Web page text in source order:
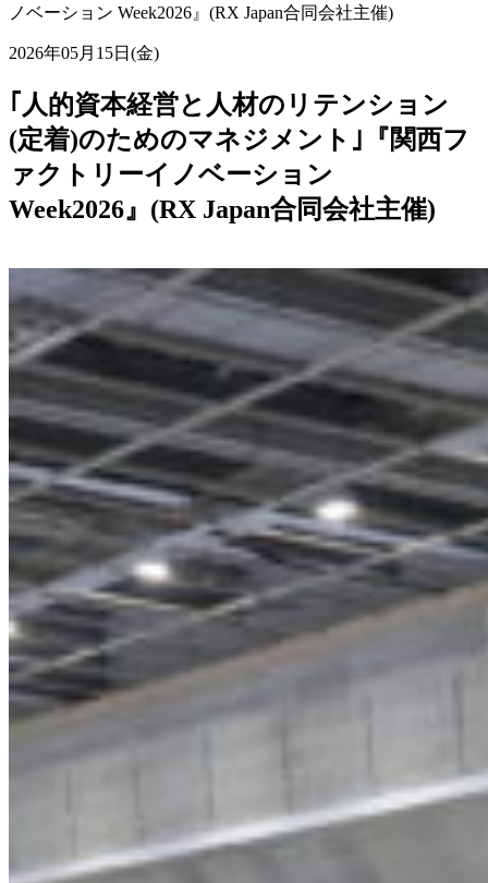
ノベーション Week2026』(RX Japan合同会社主催)
2026年05月15日(金)
｢人的資本経営と人材のリテンション
(定着)のためのマネジメント｣『関西フ
ァクトリーイノベーション
Week2026』(RX Japan合同会社主催)